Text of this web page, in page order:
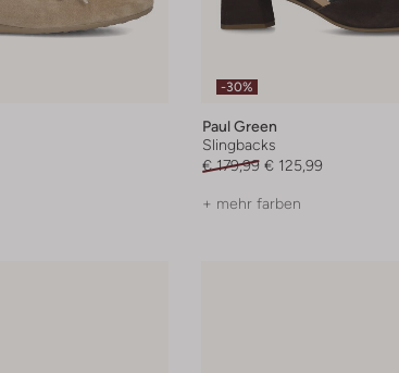
-30%
Paul Green
Slingbacks
€ 179,99 € 125,99
+ mehr farben